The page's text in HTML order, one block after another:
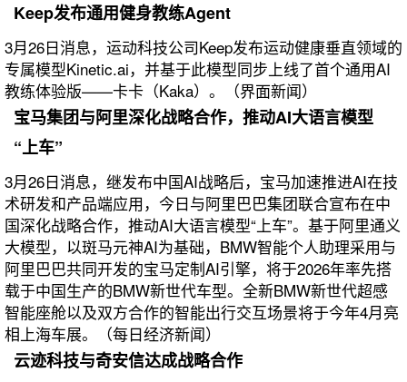
Keep发布通用健身教练Agent
3月26日消息，运动科技公司Keep发布运动健康垂直领域的
专属模型Kinetic.ai，并基于此模型同步上线了首个通用AI
教练体验版——卡卡（Kaka）。（界面新闻）
宝马集团与阿里深化战略合作，推动AI大语言模型
“上车”
3月26日消息，继发布中国AI战略后，宝马加速推进AI在技
术研发和产品端应用，今日与阿里巴巴集团联合宣布在中
国深化战略合作，推动AI大语言模型“上车”。基于阿里通义
大模型，以斑马元神AI为基础，BMW智能个人助理采用与
阿里巴巴共同开发的宝马定制AI引擎，将于2026年率先搭
载于中国生产的BMW新世代车型。全新BMW新世代超感
智能座舱以及双方合作的智能出行交互场景将于今年4月亮
相上海车展。（每日经济新闻）
云迹科技与奇安信达成战略合作